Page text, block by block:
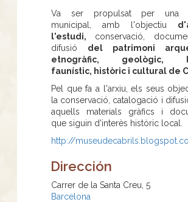
Va ser propulsat per una
municipal, amb l'objectiu
l'estudi, conservació,
difusió del patrimoni
etnogràfic, geològic,
faunístic, històric i cultural de
Pel que fa a l'arxiu, els seus
la conservació, catalogació i
aquells materials gràfics i
que siguin d'interès històric local.
http://
Dirección
Carrer de la Santa Creu, 5
Barcelona